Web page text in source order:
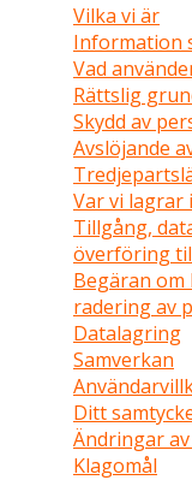
Vilka vi är
Information
Vad
Rättslig
Skydd av
Avslöjande
Var vi
Tillgång,
överföring
Begäran
radering av
Datalagring
Samverkan
Ditt
Ändringar
Klagomål